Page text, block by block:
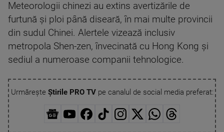
Meteorologii chinezi au extins avertizările de
furtună și ploi până diseară, în mai multe provincii
din sudul Chinei. Alertele vizează inclusiv
metropola Shen-zen, învecinată cu Hong Kong şi
sediul a numeroase companii tehnologice.
Urmărește Știrile PRO TVpe canalul de social media preferat: